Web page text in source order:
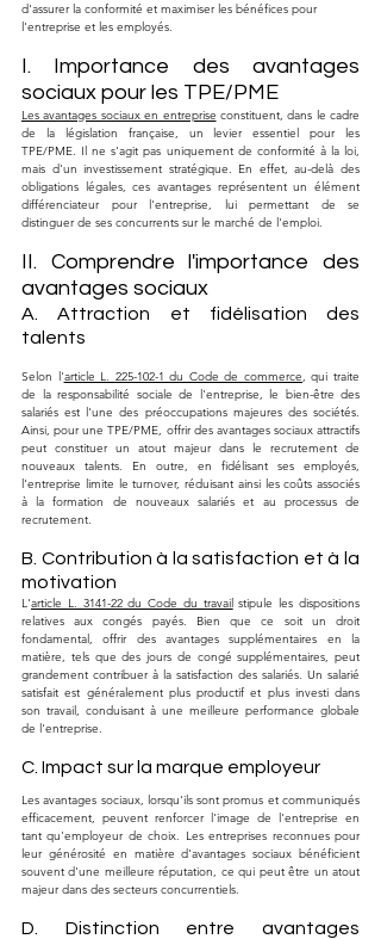
d'assurer la conformité et maximiser les bénéfices pour
l'entreprise et les employés.
I. Importance des avantages
sociaux pour les TPE/PME
Les avantages sociaux en entreprise constituent, dans le cadre
de la législation française, un levier essentiel pour les
TPE/PME. Il ne s'agit pas uniquement de conformité à la loi,
mais d'un investissement stratégique. En effet, au-delà des
obligations légales, ces avantages représentent un élément
différenciateur pour l'entreprise, lui permettant de se
distinguer de ses concurrents sur le marché de l'emploi.
II. Comprendre l'importance des
avantages sociaux
A. Attraction et fidélisation des
talents
Selon l'article L. 225-102-1 du Code de commerce, qui traite
de la responsabilité sociale de l'entreprise, le bien-être des
salariés est l'une des préoccupations majeures des sociétés.
Ainsi, pour une TPE/PME, offrir des avantages sociaux attractifs
peut constituer un atout majeur dans le recrutement de
nouveaux talents. En outre, en fidélisant ses employés,
l'entreprise limite le turnover, réduisant ainsi les coûts associés
à la formation de nouveaux salariés et au processus de
recrutement.
B. Contribution à la satisfaction et à la
motivation
L'article L. 3141-22 du Code du travail stipule les dispositions
relatives aux congés payés. Bien que ce soit un droit
fondamental, offrir des avantages supplémentaires en la
matière, tels que des jours de congé supplémentaires, peut
grandement contribuer à la satisfaction des salariés. Un salarié
satisfait est généralement plus productif et plus investi dans
son travail, conduisant à une meilleure performance globale
de l'entreprise.
C. Impact sur la marque employeur
Les avantages sociaux, lorsqu'ils sont promus et communiqués
efficacement, peuvent renforcer l'image de l'entreprise en
tant qu'employeur de choix. Les entreprises reconnues pour
leur générosité en matière d'avantages sociaux bénéficient
souvent d'une meilleure réputation, ce qui peut être un atout
majeur dans des secteurs concurrentiels.
D. Distinction entre avantages